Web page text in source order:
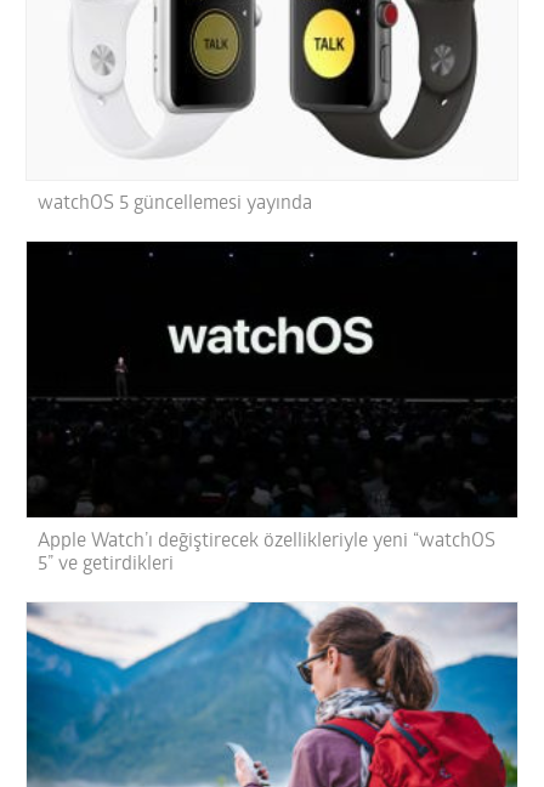
watchOS 5 güncellemesi yayında
Apple Watch’ı değiştirecek özellikleriyle yeni “watchOS
5” ve getirdikleri